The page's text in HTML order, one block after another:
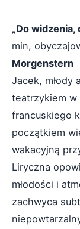
„Do widzenia,
min,
Morgenstern
Jacek, młody
teatrzykiem w
francuskiego
początkiem
wakacyjną
Liryczna
młodości i
zachwyca